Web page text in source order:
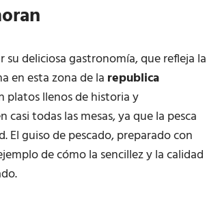
su deliciosa gastronomía, que refleja la
en esta zona de la republica
platos llenos de historia y
todas las mesas, ya que la pesca
guiso de pescado, preparado con
de cómo la sencillez y la calidad